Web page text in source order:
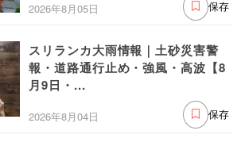
2026年8月05日 保存
スリランカ大雨情報｜土砂災害警
報・道路通行止め・強風・高波【8
月9日・...
2026年8月04日 保存